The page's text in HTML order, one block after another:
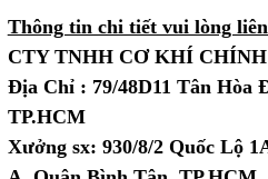
Thông tin chi tiết vui lòng
CTY TNHH CƠ KHÍ
Địa Chỉ : 79/48D11 Tân Hòa
TP.HCM
Xưởng sx: 930/8/2 Quốc Lộ